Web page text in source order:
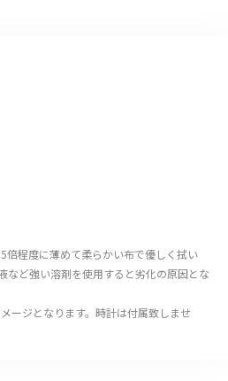
程度に薄めて柔らかい布で優しく拭い
など強い溶剤を使用すると劣化の原因とな
ージとなります。時計は付属致しませ